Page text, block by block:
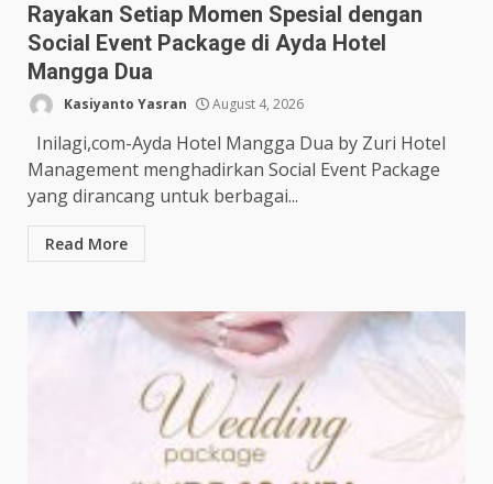
Rayakan Setiap Momen Spesial dengan
Social Event Package di Ayda Hotel
Mangga Dua
Kasiyanto Yasran August 4, 2026
Inilagi,com-Ayda Hotel Mangga Dua by Zuri Hotel
Management menghadirkan Social Event Package
yang dirancang untuk berbagai...
Read More